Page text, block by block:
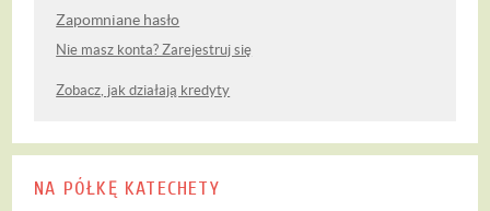
Zapomniane hasło
Nie masz konta? Zarejestruj się
Zobacz, jak działają kredyty
NA PÓŁKĘ KATECHETY